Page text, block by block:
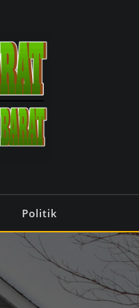
Politik